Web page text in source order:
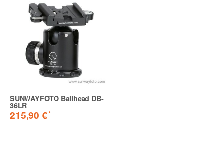
SUNWAYFOTO Ballhead DB-
36LR
215,90 €*